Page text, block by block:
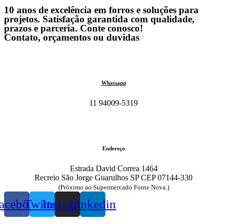
10 anos de excelência em forros e soluções para
projetos. Satisfação garantida com qualidade,
prazos e parceria. Conte conosco!
Contato, orçamentos ou duvidas
Whatsapp
11 94009-5319
Endereço
Estrada David Correa 1464
Recreio São Jorge Guarulhos SP CEP 07144-330
(Próximo ao Supermercado Fonte Nova.)
TwitterInstagramLinkedin